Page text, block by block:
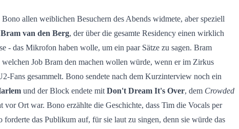
Bono allen weiblichen Besuchern des Abends widmete, aber speziell
Bram van den Berg, der über die gesamte Residency einen wirklich
- das Mikrofon haben wolle, um ein paar Sätze zu sagen. Bram
Job Bram den machen wollen würde, wenn er im Zirkus
Fans gesammelt. Bono sendete nach dem Kurzinterview noch ein
und der Block endete mit Don't Dream It's Over, dem Crowded
Ort war. Bono erzählte die Geschichte, dass Tim die Vocals per
forderte das Publikum auf, für sie laut zu singen, denn sie würde das